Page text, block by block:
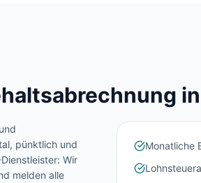
in
pünktlich und
Wir
melden alle
Monatliche